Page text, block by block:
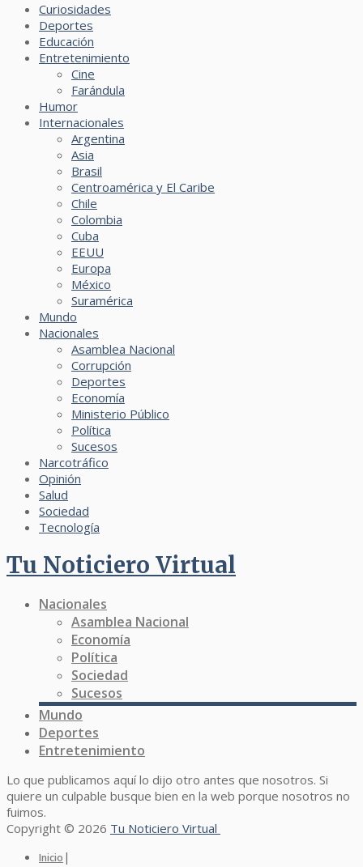
Curiosidades
Deportes
Educación
Entretenimiento
Cine
Farándula
Humor
Internacionales
Argentina
Asia
Brasil
Centroamérica y El Caribe
Chile
Colombia
Cuba
EEUU
Europa
México
Suramérica
Mundo
Nacionales
Asamblea Nacional
Corrupción
Deportes
Economía
Ministerio Público
Política
Sucesos
Narcotráfico
Opinión
Salud
Sociedad
Tecnología
Tu Noticiero Virtual
Nacionales
Asamblea Nacional
Economía
Política
Sociedad
Sucesos
Mundo
Deportes
Entretenimiento
Lo que publicamos aquí lo dijo otro antes que nosotros. Si
quiere un culpable busque bien en la web porque nosotros no
fuimos.
Copyright © 2026 Tu Noticiero Virtual
Inicio |